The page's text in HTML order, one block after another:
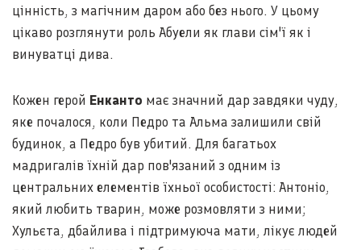
цінність, з магічним даром або без нього. У цьому
цікаво розглянути роль Абуели як глави сім'ї як і
винуватці дива.
Кожен герой Енканто має значний дар завдяки чуду,
яке почалося, коли Педро та Альма залишили свій
будинок, а Педро був убитий. Для багатьох
мадригалів їхній дар пов'язаний з одним із
центральних елементів їхньої особистості: Антоніо,
який любить тварин, може розмовляти з ними;
Хульєта, дбайлива і підтримуюча мати, лікує людей